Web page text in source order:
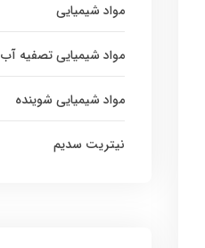
مواد شیمیایی
مواد شیمیایی تصفیه آب
مواد شیمیایی شوینده
نیتریت سدیم